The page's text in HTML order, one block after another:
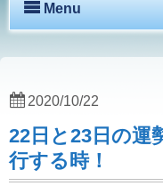
Menu
22日と23日の運
行する時！
2020/10/22